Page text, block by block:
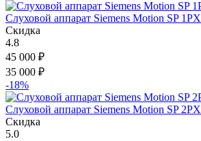
Слуховой аппарат Siemens Motion SP 1PX
Скидка
4.8
45 000 ₽
35 000 ₽
-18%
Слуховой аппарат Siemens Motion SP 2PX
Скидка
5.0